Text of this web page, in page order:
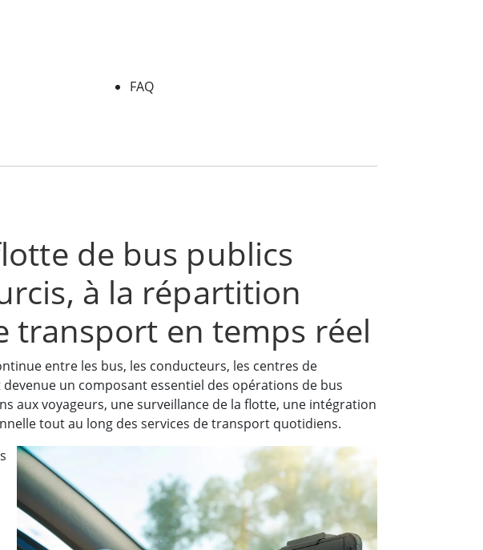
FAQ
de bus publics
à la répartition
transport en temps réel
entre les bus, les conducteurs, les centres de
un composant essentiel des opérations de bus
aux voyageurs, une surveillance de la flotte, une intégration
tout au long des services de transport quotidiens.